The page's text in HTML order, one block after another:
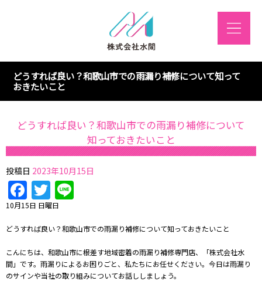
どうすれば良い？和歌山市での雨漏り補修について知って
おきたいこと
どうすれば良い？和歌山市での雨漏り補修について
知っておきたいこと
投稿日 2023年10月15日
Facebook
Twitter
10月15日 日曜日
どうすれば良い？和歌山市での雨漏り補修について知っておきたいこと
こんにちは、和歌山市に根差す地域密着の雨漏り補修専門店、「株式会社水
間」です。雨漏りによるお困りごと、私たちにお任せください。今日は雨漏り
のサインや当社の取り組みについてお話ししましょう。